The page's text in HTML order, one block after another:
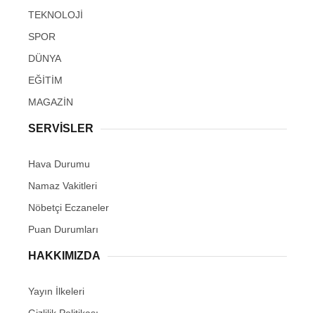
TEKNOLOJİ
SPOR
DÜNYA
EĞİTİM
MAGAZİN
SERVİSLER
Hava Durumu
Namaz Vakitleri
Nöbetçi Eczaneler
Puan Durumları
HAKKIMIZDA
Yayın İlkeleri